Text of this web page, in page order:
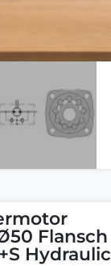
Flansch
Hydraulic